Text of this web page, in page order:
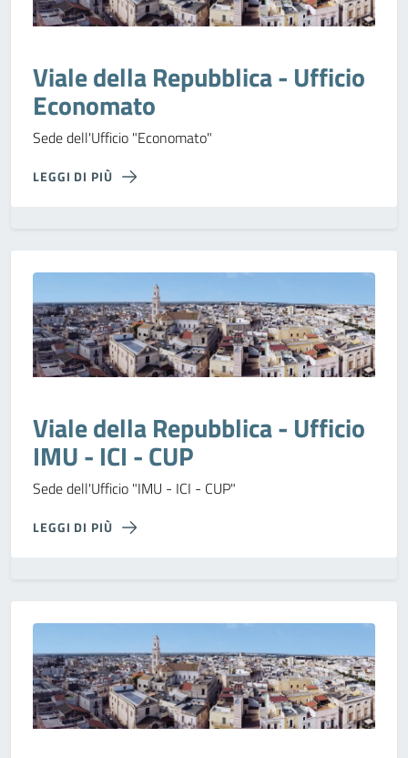
Viale della Repubblica - Ufficio
Economato
Sede dell'Ufficio "Economato"
LEGGI DI PIÙ
Viale della Repubblica - Ufficio
IMU - ICI - CUP
Sede dell'Ufficio "IMU - ICI - CUP"
LEGGI DI PIÙ